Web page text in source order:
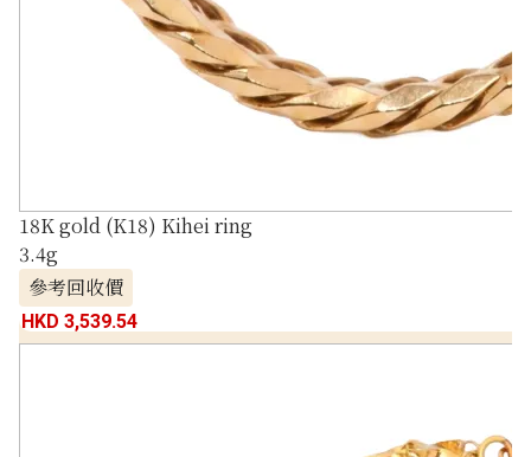
18K gold (K18) Kihei ring
3.4g
參考回收價
HKD 3,539.54